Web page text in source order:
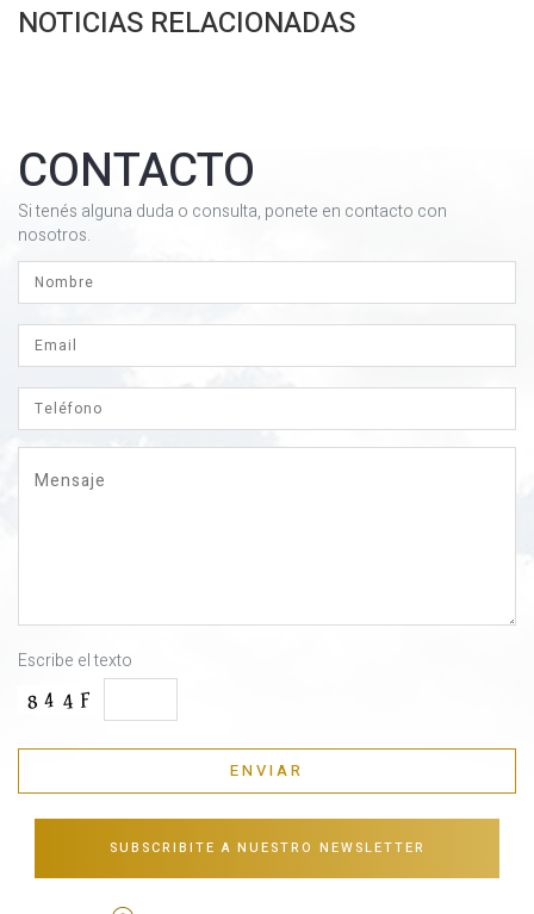
NOTICIAS RELACIONADAS
CONTACTO
Si tenés alguna duda o consulta, ponete en contacto con
nosotros.
Escribe el texto
SUBSCRIBITE A NUESTRO NEWSLETTER